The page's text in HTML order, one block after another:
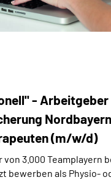
- Arbeitgeber
(m/w/d)
3.000 Teamplayern
bewerben als Physio-